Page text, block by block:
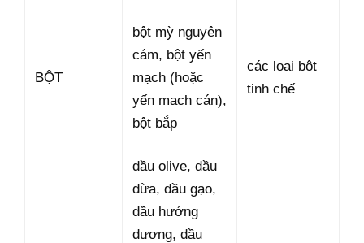
BỘT
bột mỳ nguyên
cám, bột yến
mạch (hoặc
yến mạch cán),
bột bắp
các loại bột
tinh chế
dầu olive, dầu
dừa, dầu gạo,
dầu hướng
dương, dầu